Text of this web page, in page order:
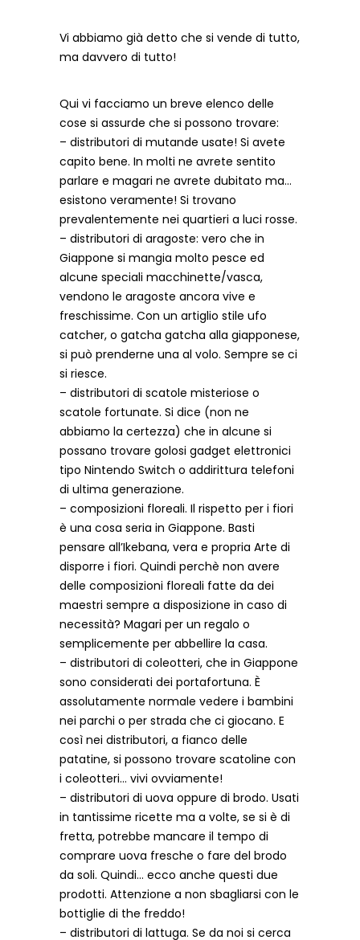
Vi abbiamo già detto che si vende di tutto,
ma davvero di tutto!
Qui vi facciamo un breve elenco delle
cose si assurde che si possono trovare:
– distributori di mutande usate! Si avete
capito bene. In molti ne avrete sentito
parlare e magari ne avrete dubitato ma…
esistono veramente! Si trovano
prevalentemente nei quartieri a luci rosse.
– distributori di aragoste: vero che in
Giappone si mangia molto pesce ed
alcune speciali macchinette/vasca,
vendono le aragoste ancora vive e
freschissime. Con un artiglio stile ufo
catcher, o gatcha gatcha alla giapponese,
si può prenderne una al volo. Sempre se ci
si riesce.
– distributori di scatole misteriose o
scatole fortunate. Si dice (non ne
abbiamo la certezza) che in alcune si
possano trovare golosi gadget elettronici
tipo Nintendo Switch o addirittura telefoni
di ultima generazione.
– composizioni floreali. Il rispetto per i fiori
è una cosa seria in Giappone. Basti
pensare all’Ikebana, vera e propria Arte di
disporre i fiori. Quindi perchè non avere
delle composizioni floreali fatte da dei
maestri sempre a disposizione in caso di
necessità? Magari per un regalo o
semplicemente per abbellire la casa.
– distributori di coleotteri, che in Giappone
sono considerati dei portafortuna. È
assolutamente normale vedere i bambini
nei parchi o per strada che ci giocano. E
così nei distributori, a fianco delle
patatine, si possono trovare scatoline con
i coleotteri… vivi ovviamente!
– distributori di uova oppure di brodo. Usati
in tantissime ricette ma a volte, se si è di
fretta, potrebbe mancare il tempo di
comprare uova fresche o fare del brodo
da soli. Quindi… ecco anche questi due
prodotti. Attenzione a non sbagliarsi con le
bottiglie di the freddo!
– distributori di lattuga. Se da noi si cerca